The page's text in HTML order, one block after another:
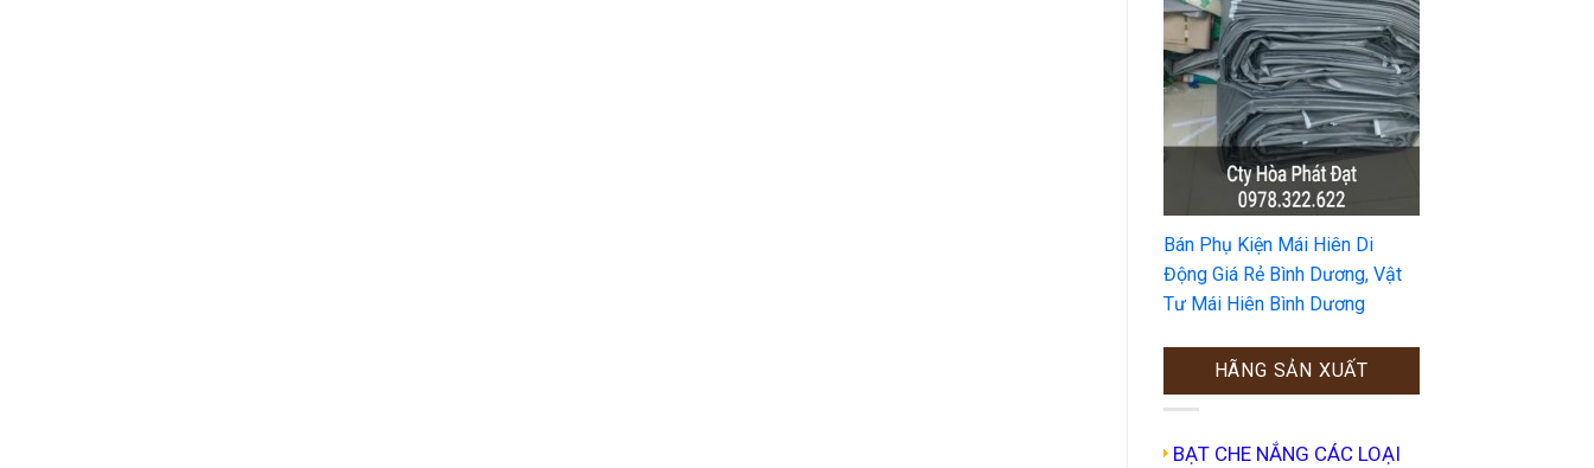
Bán Phụ Kiện Mái Hiên Di
Động Giá Rẻ Bình Dương, Vật
Tư Mái Hiên Bình Dương
HÃNG SẢN XUẤT
BẠT CHE NẮNG CÁC LOẠI